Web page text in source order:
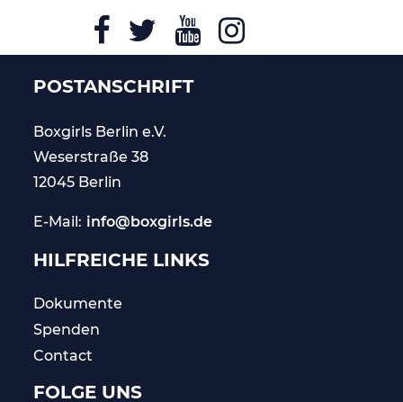
POSTANSCHRIFT
Boxgirls Berline.V.
Weserstraße 38
12045 Berlin
E-Mail: info@boxgirls.de
HILFREICHE LINKS
Dokumente
Spenden
Contact
FOLGE UNS